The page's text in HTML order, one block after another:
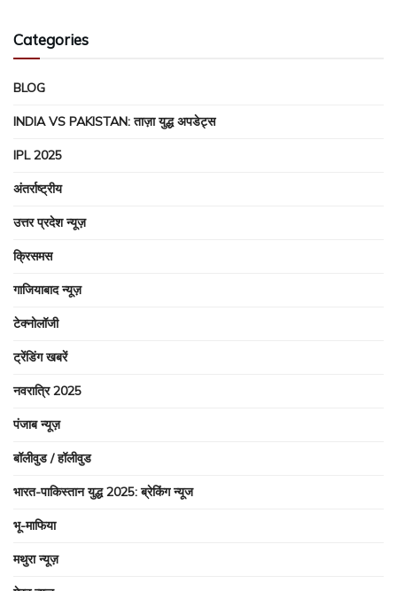
Categories
BLOG
INDIA VS PAKISTAN: ताज़ा युद्ध अपडेट्स
IPL 2025
अंतर्राष्ट्रीय
उत्तर प्रदेश न्यूज़
क्रिसमस
गाजियाबाद न्यूज़
टेक्नोलॉजी
ट्रेंडिंग खबरें
नवरात्रि 2025
पंजाब न्यूज़
बॉलीवुड / हॉलीवुड
भारत-पाकिस्तान युद्ध 2025: ब्रेकिंग न्यूज
भू-माफिया
मथुरा न्यूज़